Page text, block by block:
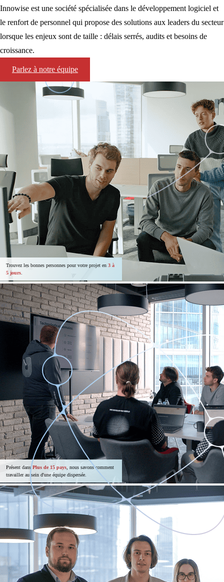
Innowise est une société spécialisée dans le développement logiciel et
le renfort de personnel qui propose des solutions aux leaders du secteur
lorsque les enjeux sont de taille : délais serrés, audits et besoins de
croissance.
Parlez à notre équipe
Trouvez les bonnes personnes pour votre projet en 3 à
5 jours
Présent dansPlus de 15 pays , nous savons comment
travailler au sein d'une équipe dispersée.